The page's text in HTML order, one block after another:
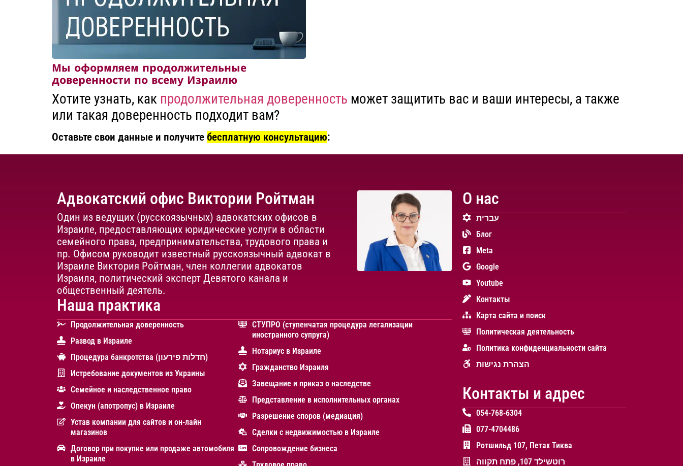
Мы оформляем продолжительные
доверенности по всему Израилю
Хотите узнать, как продолжительная доверенность может защитить вас и ваши интересы, а также
или такая доверенность подходит вам?
Оставьте свои данные и получите бесплатную консультацию:
Адвокатский офис Виктории Ройтман
Один из ведущих (русскоязычных) адвокатских офисов в
Израиле, предоставляющих юридические услуги в области
семейного права, предпринимательства, трудового права и
пр. Офисом руководит известный русскоязычный адвокат в
Израиле Виктория Ройтман, член коллегии адвокатов
Израиля, политический эксперт Девятого канала и
общественный деятель.
Наша практика
Продолжительная доверенность
Развод в Израиле
Процедура банкротства (חדלות פירעון)
Истребование документов из Украины
Cемейное и наследственное право
Опекун (апотропус) в Израиле
Устав компании для сайтов и он-лайн
магазинов
Договор при покупке или продаже автомобиля
в Израиле
СТУПРО (ступенчатая процедура легализации
иностранного супруга)
Нотариус в Израиле
Гражданство Израиля
Завещание и приказ о наследстве
Представление в исполнительных органах
Разрешение споров (медиация)
Сделки с недвижимостью в Израиле
Сопровождение бизнеса
О нас
עברית
Блог
Meta
Google
Youtube
Контакты
Карта сайта и поиск
Политическая деятельность
Политика конфиденциальности сайта
הצהרת נגישות
Контакты и адрес
054-768-6304
077-4704486
Ротшильд 107, Петах Тиква
רוטשילד 107, פתח תקווה